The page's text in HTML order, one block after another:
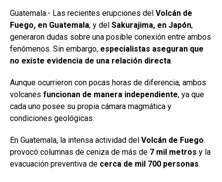
Guatemala.- Las recientes erupciones del Volcán de
Fuego, en Guatemala, y del Sakurajima, en Japón,
generaron dudas sobre una posible conexión entre ambos
fenómenos. Sin embargo, especialistas aseguran que
no existe evidencia de una relación directa.
Aunque ocurrieron con pocas horas de diferencia, ambos
volcanes funcionan de manera independiente, ya que
cada uno posee su propia cámara magmática y
condiciones geológicas.
En Guatemala, la intensa actividad del Volcán de Fuego
provocó columnas de ceniza de más de 7 mil metros y la
evacuación preventiva de cerca de mil 700 personas.